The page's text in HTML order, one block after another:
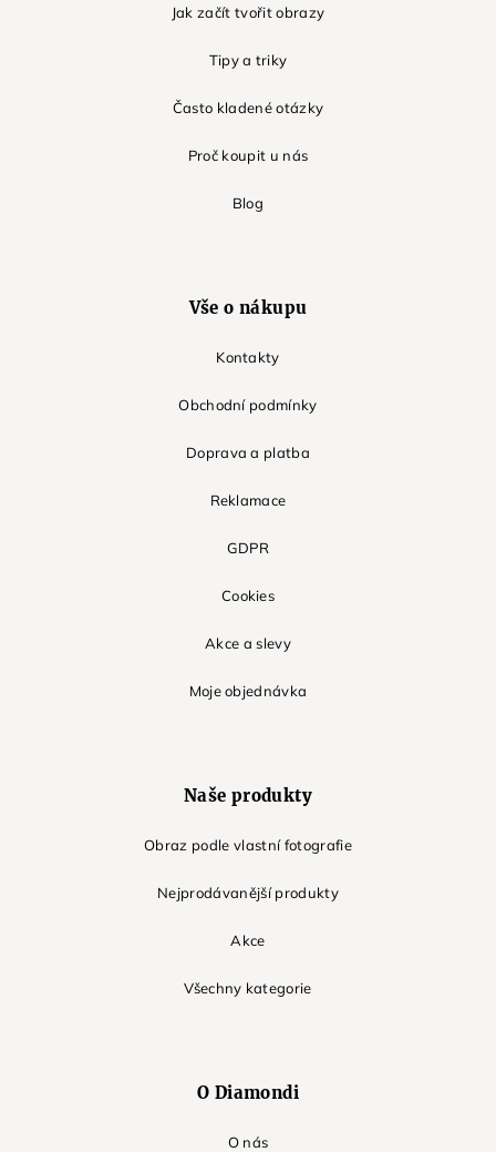
Jak začít tvořit obrazy
Tipy a triky
Často kladené otázky
Proč koupit u nás
Blog
Vše o nákupu
Kontakty
Obchodní podmínky
Doprava a platba
Reklamace
GDPR
Cookies
Akce a slevy
Moje objednávka
Naše produkty
Obraz podle vlastní fotografie
Nejprodávanější produkty
Akce
Všechny kategorie
O Diamondi
O nás